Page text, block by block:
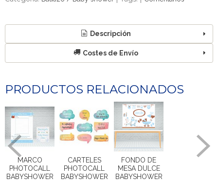
Descripción
Costes de Envío
PRODUCTOS RELACIONADOS
MARCO
PHOTOCALL
BABYSHOWER
CARTELES
PHOTOCALL
BABYSHOWER
FONDO DE
MESA DULCE
BABYSHOWER